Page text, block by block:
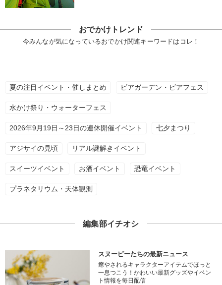
おでかけトレンド
今みんなが気になっているおでかけ関連キーワードはコレ！
夏の注目イベント・催しまとめ ビアガーデン・ビアフェス
水かけ祭り・ウォーターフェス
2026年9月19日～23日の連休開催イベント 七夕まつり
アジサイの見頃 リアル謎解きイベント
スイーツイベント お酒イベント 恐竜イベント
プラネタリウム・天体観測
編集部イチオシ
スヌーピーたちの最新ニュース
癒やされるキャラクターアイテムでほっと
一息つこう！かわいい最新グッズやイベン
ト情報を毎日配信